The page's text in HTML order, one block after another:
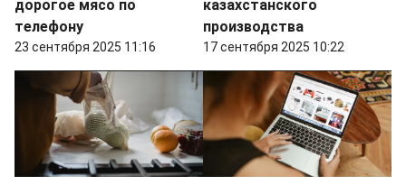
дорогое мясо по
телефону
23 сентября 2025 11:16
казахстанского
производства
17 сентября 2025 10:22